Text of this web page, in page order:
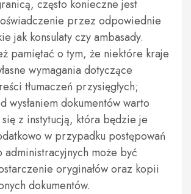
często konieczne jest
przez odpowiednie
jak konsulaty czy ambasady.
pamiętać o tym, że niektóre kraje
wymagania dotyczące
tłumaczeń przysięgłych;
wysłaniem dokumentów warto
się z instytucją, która będzie je
w przypadku postępowań
administracyjnych może być
oryginałów oraz kopii
dokumentów.